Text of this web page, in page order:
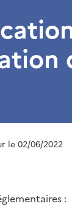
le 02/06/2022
: